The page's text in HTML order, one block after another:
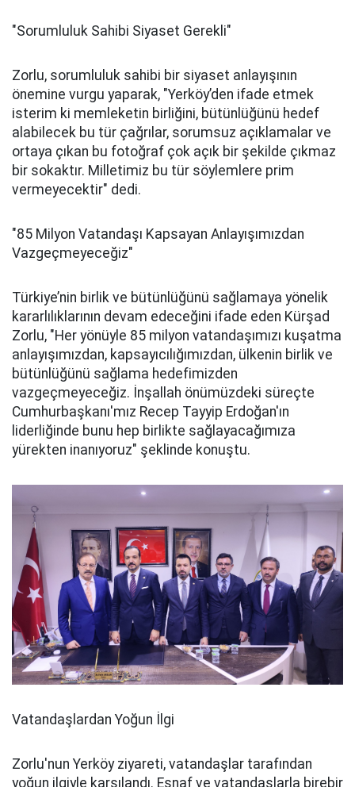
"Sorumluluk Sahibi Siyaset Gerekli"
Zorlu, sorumluluk sahibi bir siyaset anlayışının
önemine vurgu yaparak, "Yerköy’den ifade etmek
isterim ki memleketin birliğini, bütünlüğünü hedef
alabilecek bu tür çağrılar, sorumsuz açıklamalar ve
ortaya çıkan bu fotoğraf çok açık bir şekilde çıkmaz
bir sokaktır. Milletimiz bu tür söylemlere prim
vermeyecektir" dedi.
"85 Milyon Vatandaşı Kapsayan Anlayışımızdan
Vazgeçmeyeceğiz"
Türkiye’nin birlik ve bütünlüğünü sağlamaya yönelik
kararlılıklarının devam edeceğini ifade eden Kürşad
Zorlu, "Her yönüyle 85 milyon vatandaşımızı kuşatma
anlayışımızdan, kapsayıcılığımızdan, ülkenin birlik ve
bütünlüğünü sağlama hedefimizden
vazgeçmeyeceğiz. İnşallah önümüzdeki süreçte
Cumhurbaşkanı'mız Recep Tayyip Erdoğan'ın
liderliğinde bunu hep birlikte sağlayacağımıza
yürekten inanıyoruz" şeklinde konuştu.
Vatandaşlardan Yoğun İlgi
Zorlu'nun Yerköy ziyareti, vatandaşlar tarafından
yoğun ilgiyle karşılandı. Esnaf ve vatandaşlarla birebir